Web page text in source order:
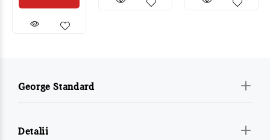
George Standard
Detalii